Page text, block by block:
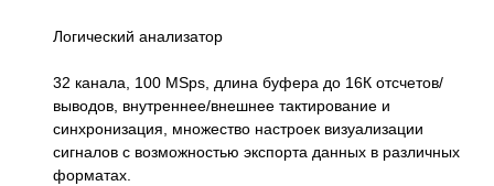
Логический анализатор
32 канала, 100 MSps, длина буфера до 16К отсчетов/
выводов, внутреннее/внешнее тактирование и
синхронизация, множество настроек визуализации
сигналов с возможностью экспорта данных в различных
форматах.